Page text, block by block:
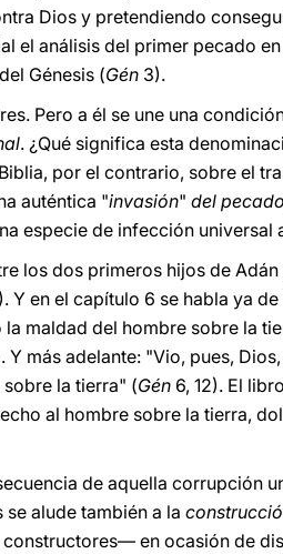
Dios y pretendiendo
el análisis del primer pecado
Génesis (Gén 3).
Pero a él se une una
. ¿Qué significa esta
por el contrario, sobre el
auténtica "invasión" del pecado
especie de infección universal
los dos primeros hijos de
Y en el capítulo 6 se habla ya de
maldad del hombre sobre la
Y más adelante: "Vio, pues,
la tierra" (Gén 6, 12). El
al hombre sobre la tierra,
de aquella corrupción
se alude también a la
en ocasión de